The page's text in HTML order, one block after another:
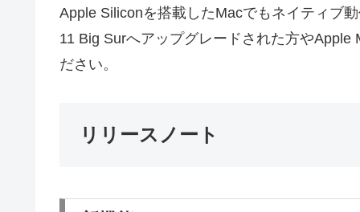
Apple Siliconを搭載したMacでもネイティブ
11 Big Surへアップグレードされた方や
ださい。
リリースノート